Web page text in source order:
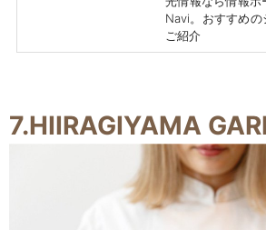
Navi。おすすめ
ご紹介
7.HIIRAGIYAMA